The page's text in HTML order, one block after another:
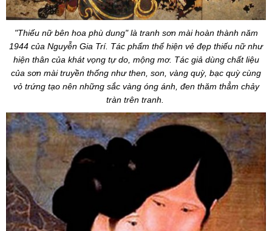
"Thiếu nữ bên hoa phù dung" là tranh sơn mài hoàn thành năm
1944 của Nguyễn Gia Trí. Tác phẩm thể hiện vẻ đẹp thiếu nữ như
hiện thân của khát vọng tự do, mộng mơ. Tác giả dùng chất liệu
của sơn mài truyền thống như then, son, vàng quỳ, bạc quỳ cùng
vỏ trứng tạo nên những sắc vàng óng ánh, đen thăm thẳm chảy
tràn trên tranh.